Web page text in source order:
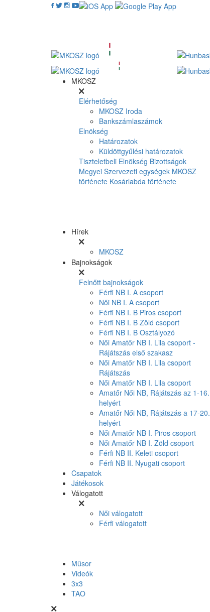
MKOSZ
Elérhetőség
MKOSZ Iroda
Bankszámlaszámok
Elnökség
Határozatok
Küldöttgyűlési határozatok
Tiszteletbeli Elnökség Bizottságok
Megyei Szervezeti egységek MKOSZ
története Kosárlabda története
Hírek
MKOSZ
Bajnokságok
Felnőtt bajnokságok
Férfi NB I. A csoport
Női NB I. A csoport
Férfi NB I. B Piros csoport
Férfi NB I. B Zöld csoport
Férfi NB I. B Osztályozó
Női Amatőr NB I. Lila csoport -
Rájátszás első szakasz
Női Amatőr NB I. Lila csoport
Rájátszás
Női Amatőr NB I. Lila csoport
Amatőr Női NB, Rájátszás az 1-16.
helyért
Amatőr Női NB, Rájátszás a 17-20.
helyért
Női Amatőr NB I. Piros csoport
Női Amatőr NB I. Zöld csoport
Férfi NB II. Keleti csoport
Férfi NB II. Nyugati csoport
Csapatok
Játékosok
Válogatott
Női válogatott
Férfi válogatott
Műsor
Videók
3x3
TAO